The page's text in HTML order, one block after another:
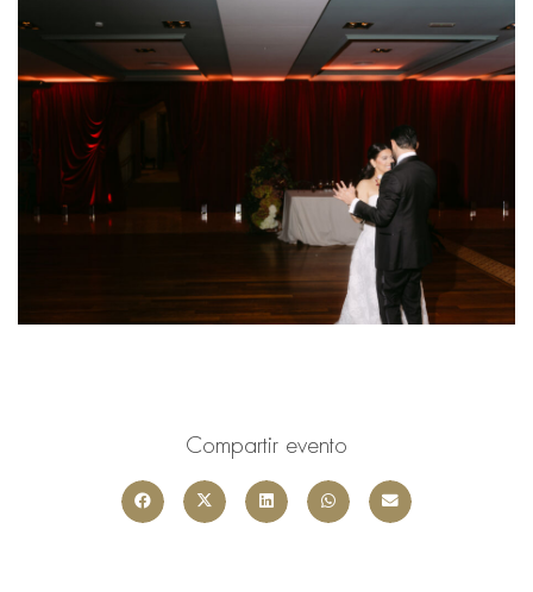
Compartir evento